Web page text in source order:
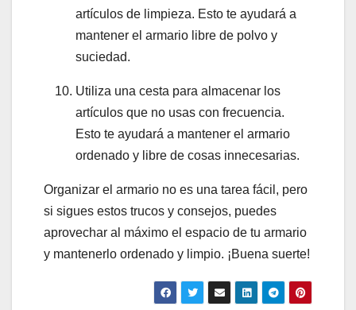
artículos de limpieza. Esto te ayudará a
mantener el armario libre de polvo y
suciedad.
Utiliza una cesta para almacenar los
artículos que no usas con frecuencia.
Esto te ayudará a mantener el armario
ordenado y libre de cosas innecesarias.
Organizar el armario no es una tarea fácil, pero
si sigues estos trucos y consejos, puedes
aprovechar al máximo el espacio de tu armario
y mantenerlo ordenado y limpio. ¡Buena suerte!